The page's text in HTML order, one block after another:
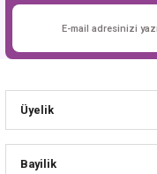
Üyelik
Bayilik